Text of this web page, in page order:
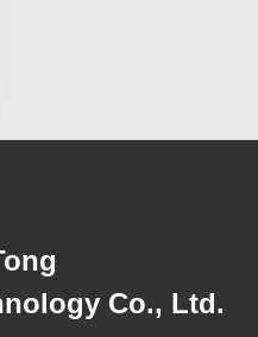
Co., Ltd.